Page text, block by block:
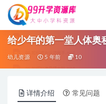
给少年的第一堂人体奥
幼儿资源 5 年前 10
详情介绍 常见问题